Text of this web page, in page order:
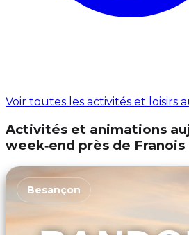
Voir toutes les activités et loisirs
Activités et animations
week‑end près de Franois
Besançon